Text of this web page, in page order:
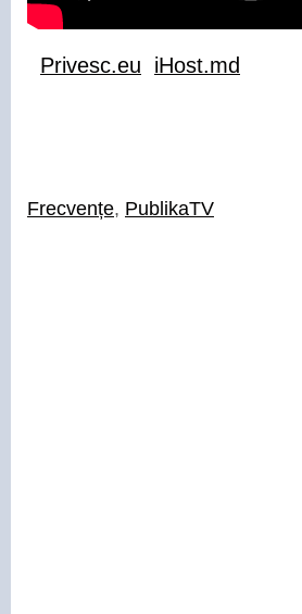
Privesc.eu iHost.md
Frecvențe, PublikaTV